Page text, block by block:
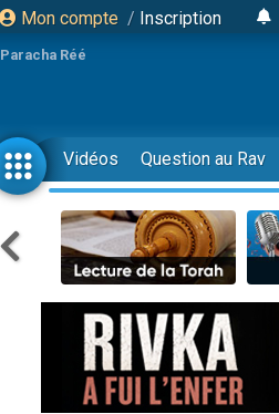
Mon compte / Inscription
Paracha Réé
Vidéos Question au Rav